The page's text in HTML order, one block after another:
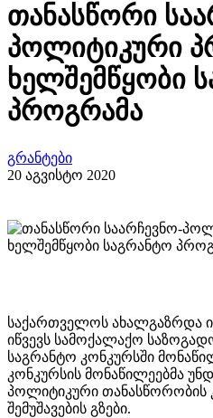
თანასწორი
პოლიტიკური
ხელშემწყობი
პროგრამა
გრანტები
20 აგვისტო 2020
საქართველოს ახალგაზრდა
იწვევს სამოქალაქო
საგრანტო კონკურსში
კონკურსის მონაწილეებმა
პოლიტიკური
შემუშავების გზები.